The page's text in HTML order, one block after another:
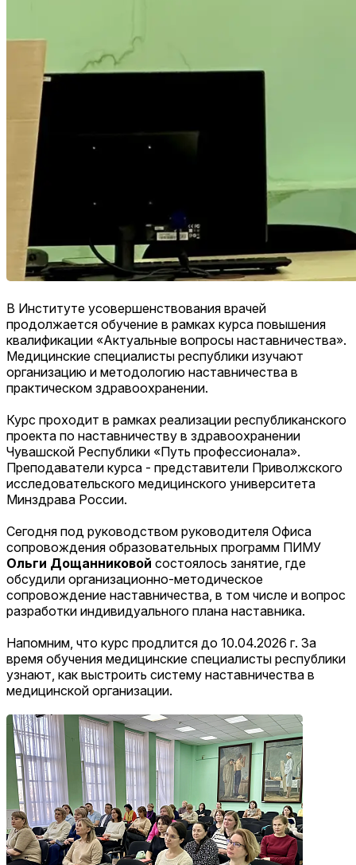
В Институте усовершенствования врачей
продолжается обучение в рамках курса повышения
квалификации «Актуальные вопросы наставничества».
Медицинские специалисты республики изучают
организацию и методологию наставничества в
практическом здравоохранении.
Курс проходит в рамках реализации республиканского
проекта по наставничеству в здравоохранении
Чувашской Республики «Путь профессионала».
Преподаватели курса - представители Приволжского
исследовательского медицинского университета
Минздрава России.
Сегодня под руководством руководителя Офиса
сопровождения образовательных программ ПИМУ
Ольги Дощанниковой состоялось занятие, где
обсудили организационно-методическое
сопровождение наставничества, в том числе и вопрос
разработки индивидуального плана наставника.
Напомним, что курс продлится до 10.04.2026 г. За
время обучения медицинские специалисты республики
узнают, как выстроить систему наставничества в
медицинской организации.